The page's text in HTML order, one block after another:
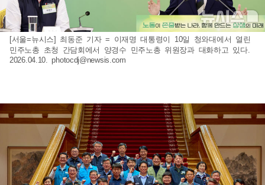
[서울=뉴시스] 최동준 기자 = 이재명 대통령이 10일 청와대에서 열린
민주노총 초청 간담회에서 양경수 민주노총 위원장과 대화하고 있다.
2026.04.10.photocdj@newsis.com